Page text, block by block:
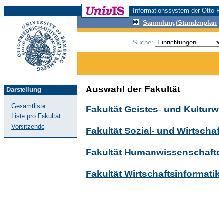
Informationssystem der
Sammlung/Stundenplan
Suche:
Darstellung
Gesamtliste
Liste pro Fakultät
Vorsitzende
Auswahl der Fakultät
Fakultät Geistes- und
Fakultät Sozial- und
Fakultät
Fakultät